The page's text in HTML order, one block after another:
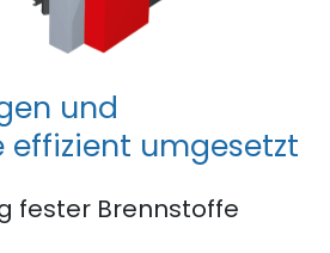
en und
effizient umgesetzt
fester Brennstoffe